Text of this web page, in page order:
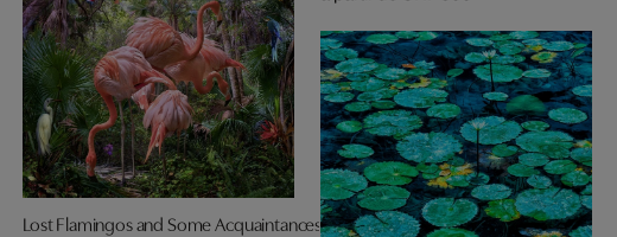
Lost Flamingos and Some Acquaintances